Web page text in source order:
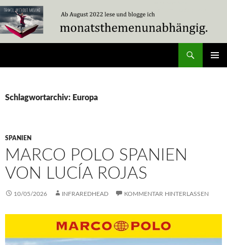
Zum
Inhalt
springen
Schlagwortarchiv: Europa
SPANIEN
MARCO POLO SPANIEN
VON LUCÍA ROJAS
10/05/2026 INFRAREDHEAD KOMMENTAR HINTERLASSEN